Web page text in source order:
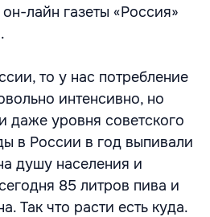
лайн газеты «Россия»
то у нас потребление
интенсивно, но
даже уровня советского
в России в год выпивали
душу населения и
85 литров пива и
Так что расти есть куда.